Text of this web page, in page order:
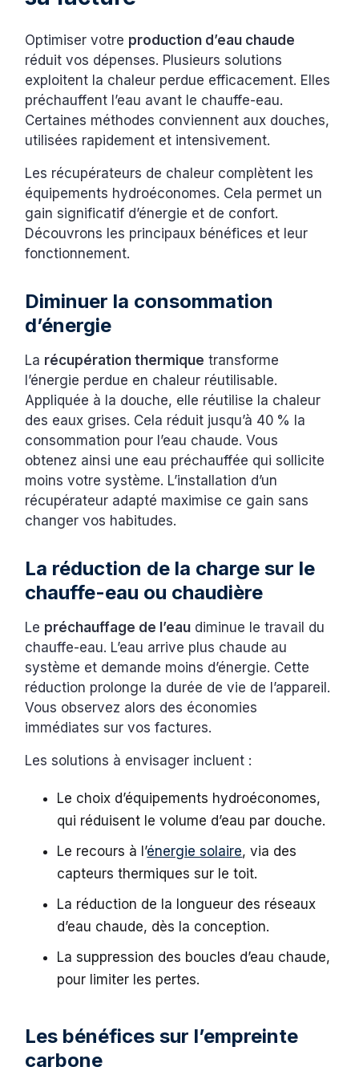
Optimiser votre production d’eau chaude
réduit vos dépenses. Plusieurs solutions
exploitent la chaleur perdue efficacement. Elles
préchauffent l’eau avant le chauffe-eau.
Certaines méthodes conviennent aux douches,
utilisées rapidement et intensivement.
Les récupérateurs de chaleur complètent les
équipements hydroéconomes. Cela permet un
gain significatif d’énergie et de confort.
Découvrons les principaux bénéfices et leur
fonctionnement.
Diminuer la consommation
d’énergie
La récupération thermique transforme
l’énergie perdue en chaleur réutilisable.
Appliquée à la douche, elle réutilise la chaleur
des eaux grises. Cela réduit jusqu’à 40 % la
consommation pour l’eau chaude. Vous
obtenez ainsi une eau préchauffée qui sollicite
moins votre système. L’installation d’un
récupérateur adapté maximise ce gain sans
changer vos habitudes.
La réduction de la charge sur le
chauffe-eau ou chaudière
Le préchauffage de l’eau diminue le travail du
chauffe-eau. L’eau arrive plus chaude au
système et demande moins d’énergie. Cette
réduction prolonge la durée de vie de l’appareil.
Vous observez alors des économies
immédiates sur vos factures.
Les solutions à envisager incluent :
Le choix d’équipements hydroéconomes,
qui réduisent le volume d’eau par douche.
Le recours à l’énergie solaire, via des
capteurs thermiques sur le toit.
La réduction de la longueur des réseaux
d’eau chaude, dès la conception.
La suppression des boucles d’eau chaude,
pour limiter les pertes.
Les bénéfices sur l’empreinte
carbone